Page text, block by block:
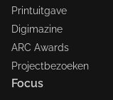
Printuitgave
Digimazine
ARC Awards
Projectbezoeken
Focus